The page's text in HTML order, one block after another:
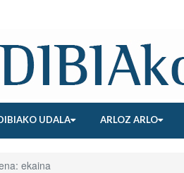
UDALA ARLOZ ARLO
ekaina